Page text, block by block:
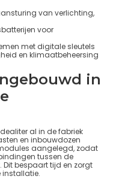
van verlichting,
voor
met digitale sleutels
en klimaatbeheersing
in
al in de fabriek
en inbouwdozen
aangelegd, zodat
tussen de
bespaart tijd en zorgt
installatie.